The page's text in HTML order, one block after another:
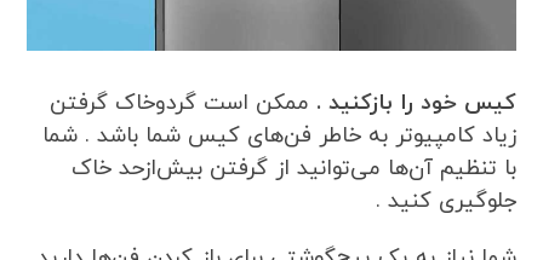
کیس خود را بازکنید . ممکن است گردوخاک گرفتن
زیاد کامپیوتر به خاطر فن‌های کیس شما باشد . شما
با تنظیم آن‌ها می‌توانید از گرفتن بیش‌ازحد خاک
جلوگیری کنید .